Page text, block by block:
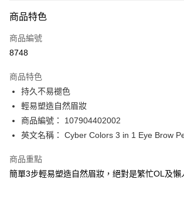
信用卡
Apple Pay
PayMe
WeChat Pay
BoC Pay
送貨方式
順豐自助櫃 - 確認發貨後1-3個工作天送達
商品特色
商品編號
8748
商品特色
持久不易褪色
輕易塑造自然眉妝
商品編號： 107904402002
英文名稱： Cyber Colors 3 in 1 Eye Brow
商品重點
簡單3步輕易塑造自然眉妝，絕對是繁忙OL及懶